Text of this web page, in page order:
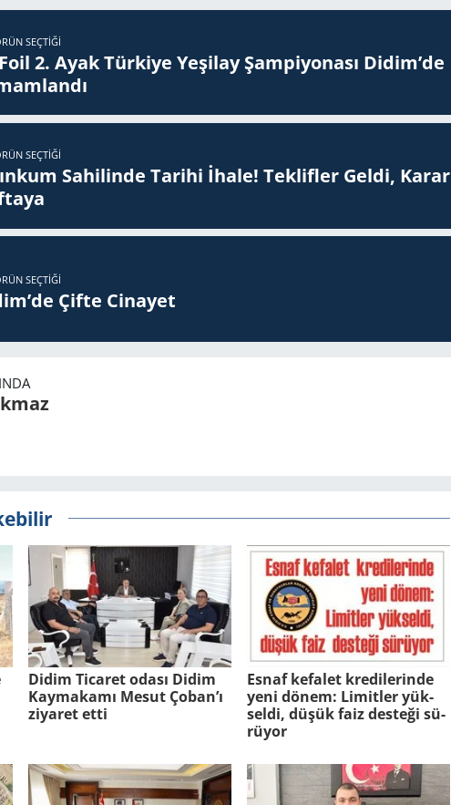
SEÇTIĞI
2. Ayak Tür­ki­ye Ye­şi­lay Şam­pi­yo­na­sı Didim’de
SEÇTIĞI
Sahilinde Tarihi İhale! Teklifler Geldi, Karar
SEÇTIĞI
Çifte Ci­na­yet
Didim Ticaret odası Didim
Kaymakamı Mesut Çoban’ı
ziyaret etti
Esnaf ke­fa­let kre­di­le­rin­de
yeni dönem: Li­mit­ler yük­
sel­di, düşük faiz des­te­ği sü­
rü­yor